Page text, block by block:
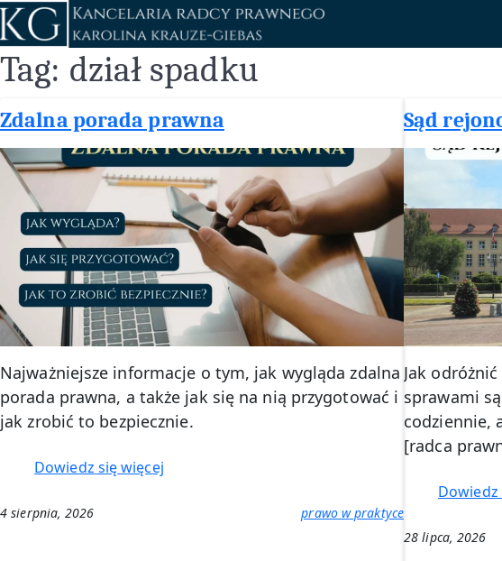
Przejdź
do
treści
Tag: dział spadku
Zdalna porada prawna
Najważniejsze informacje o tym, jak wygląda zdalna
porada prawna, a także jak się na nią przygotować i
jak zrobić to bezpiecznie.
Dowiedz się więcej:
4 sierpnia, 2026 prawo w praktyce
Sąd
Jak
sprawami
codziennie,
[radca
Dowiedz
28 lipca, 2026